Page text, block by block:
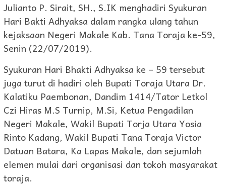
Julianto P. Sirait, SH., S.IK menghadiri Syukuran
Hari Bakti Adhyaksa dalam rangka ulang tahun
kejaksaan Negeri Makale Kab. Tana Toraja ke-59,
Senin (22/07/2019).
Syukuran Hari Bhakti Adhyaksa ke – 59 tersebut
juga turut di hadiri oleh Bupati Toraja Utara Dr.
Kalatiku Paembonan, Dandim 1414/Tator Letkol
Czi Hiras M.S Turnip, M.Si, Ketua Pengadilan
Negeri Makale, Wakil Bupati Torja Utara Yosia
Rinto Kadang, Wakil Bupati Tana Toraja Victor
Datuan Batara, Ka Lapas Makale, dan sejumlah
elemen mulai dari organisasi dan tokoh masyarakat
toraja.